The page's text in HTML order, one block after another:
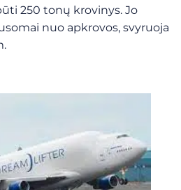
250 tonų krovinys. Jo
nuo apkrovos, svyruoja